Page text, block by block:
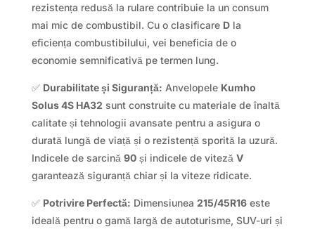
rezistența redusă la rulare contribuie la un consum
mai mic de combustibil. Cu o clasificare Dla
eficiența combustibilului, vei beneficia de o
economie semnificativă pe termen lung.
✅ Durabilitate și Siguranță: Anvelopele Kumho
Solus 4S HA32 sunt construite cu materiale de înaltă
calitate și tehnologii avansate pentru a asigura o
durată lungă de viață și o rezistență sporită la uzură.
Indicele de sarcină 90și indicele de viteză V
garantează siguranță chiar și la viteze ridicate.
✅ Potrivire Perfectă: Dimensiunea 215/45R16este
ideală pentru o gamă largă de autoturisme, SUV-uri și